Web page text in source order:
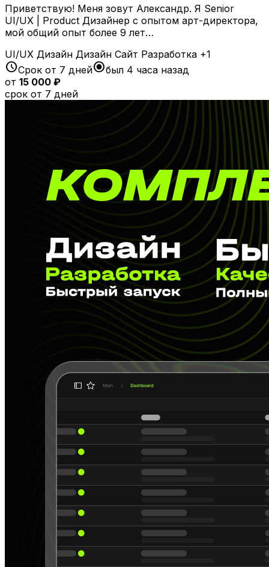
Приветствую! Меня зовут Александр. Я Senior
UI/UX | Product Дизайнер с опытом арт-директора,
мой общий опыт более 9 лет…
UI/UX Дизайн Дизайн Сайт Разработка +1
scheduleСрок от 7 днейradio_button_checkedбыл 4 часа назад
от 15 000 ₽
срок от 7 дней